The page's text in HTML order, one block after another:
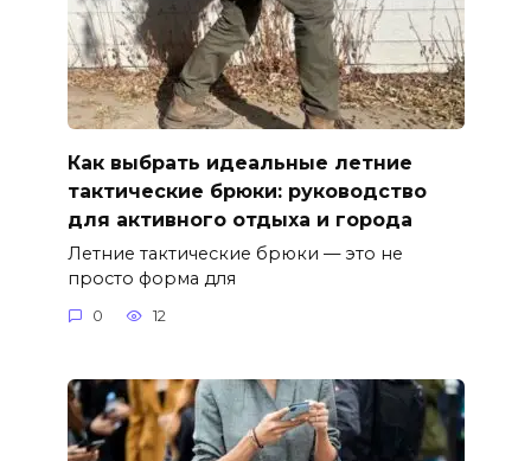
Как выбрать идеальные летние
тактические брюки: руководство
для активного отдыха и города
Летние тактические брюки — это не
просто форма для
0 12